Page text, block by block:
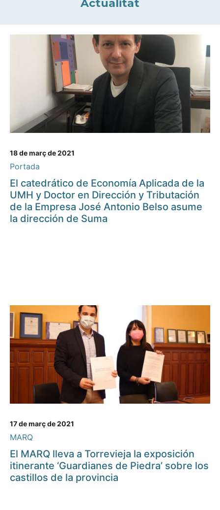
Actualitat
18 de març de 2021
Portada
El catedrático de Economía Aplicada de la
UMH y Doctor en Dirección y Tributación
de la Empresa José Antonio Belso asume
la dirección de Suma
17 de març de 2021
MARQ
El MARQ lleva a Torrevieja la exposición
itinerante ‘Guardianes de Piedra’ sobre los
castillos de la provincia